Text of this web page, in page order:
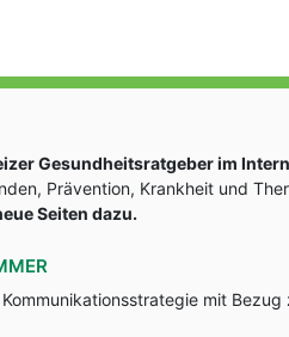
Gesundheitsratgeber im
Prävention, Krankheit und
Seiten dazu.
mit